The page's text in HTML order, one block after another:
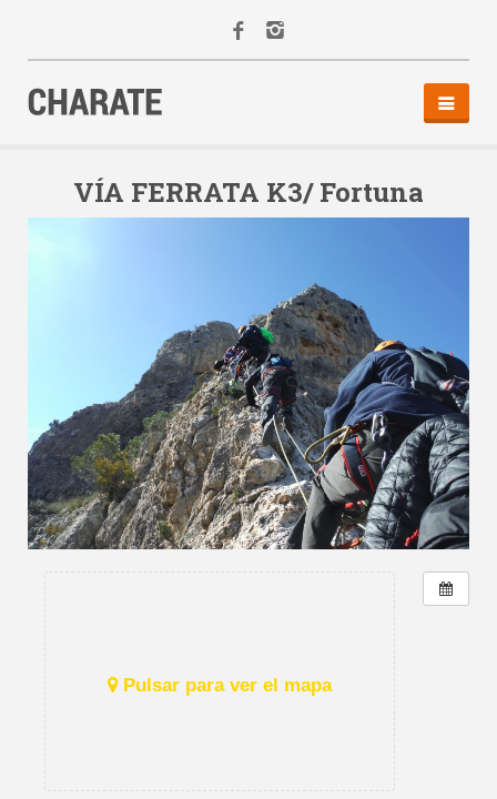
AGENDA
ACTIVIDADES
VÍA FERRATA K3/ Fortuna
Pulsar para ver el mapa